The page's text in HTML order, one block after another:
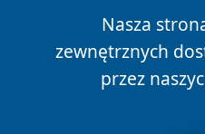
Nasza
zewnętrznych
przez